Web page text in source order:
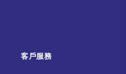
客戶服務